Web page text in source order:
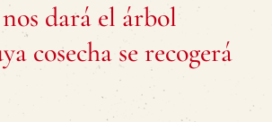
dará el árbol
cosecha se recogerá